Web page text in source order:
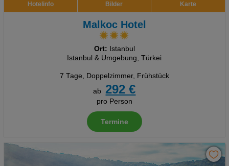
Hotelinfo Bilder Karte
Malkoc Hotel
Ort: Istanbul
Istanbul & Umgebung, Türkei
7 Tage, Doppelzimmer, Frühstück
ab
292 €
pro Person
Termine